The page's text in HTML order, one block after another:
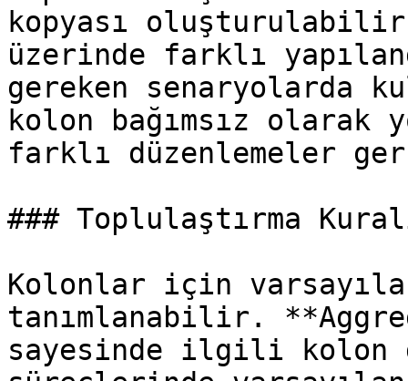
kopyası
üzerinde farklı
gereken senaryolarda
kolon bağımsız
farklı düzenlemeler
### Toplulaştırma
Kolonlar için
tanımlanabilir.
sayesinde ilgili kolon